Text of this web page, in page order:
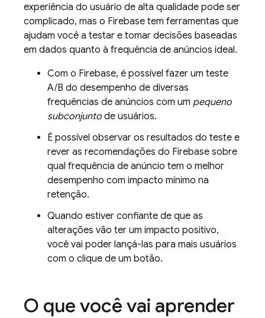
experiência do usuário de alta qualidade pode ser
complicado, mas o Firebase tem ferramentas que
ajudam você a testar e tomar decisões baseadas
em dados quanto à frequência de anúncios ideal.
Com o Firebase, é possível fazer um teste
A/B do desempenho de diversas
frequências de anúncios com um pequeno
subconjunto de usuários.
É possível observar os resultados do teste e
rever as recomendações do Firebase sobre
qual frequência de anúncio tem o melhor
desempenho com impacto mínimo na
retenção.
Quando estiver confiante de que as
alterações vão ter um impacto positivo,
você vai poder lançá-las para mais usuários
com o clique de um botão.
O que você vai aprender